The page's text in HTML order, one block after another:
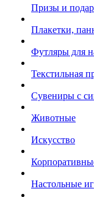
Призы и
Плакетки,
Футляры для
Текстильная
Сувениры с
Животные
Искусство
Настольные